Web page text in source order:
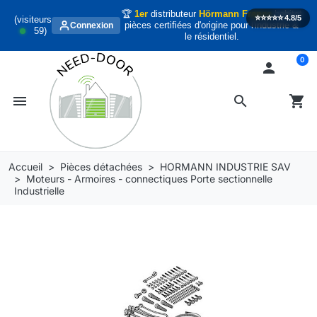
(visiteurs
59)
Connexion
🏆 1erdistributeur Hörmann Francehabitat
pièces certifiées d'origine pour l'industrie &
le résidentiel.
⭐️⭐️⭐️⭐️⭐️4.8/5
search
menu

shopping_cart
0
Accueil Pièces détachées
HORMANN INDUSTRIE SAV
Moteurs - Armoires - connectiques Porte sectionnelle
Industrielle